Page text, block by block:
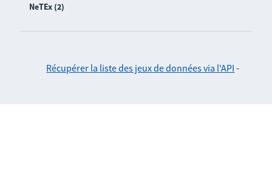
NeTEx (2)
Récupérer la liste des jeux de données via l'API -